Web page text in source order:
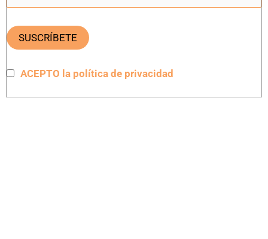
ACEPTO la política de privacidad